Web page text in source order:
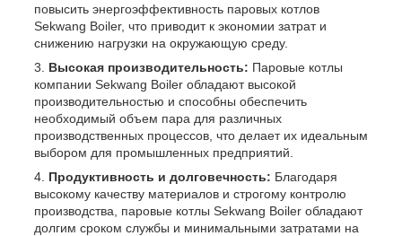
повысить энергоэффективность паровых котлов
Sekwang Boiler, что приводит к экономии затрат и
снижению нагрузки на окружающую среду.
Высокая производительность: Паровые котлы
компании Sekwang Boiler обладают высокой
производительностью и способны обеспечить
необходимый объем пара для различных
производственных процессов, что делает их идеальным
выбором для промышленных предприятий.
Продуктивность и долговечность: Благодаря
высокому качеству материалов и строгому контролю
производства, паровые котлы Sekwang Boiler обладают
долгим сроком службы и минимальными затратами на